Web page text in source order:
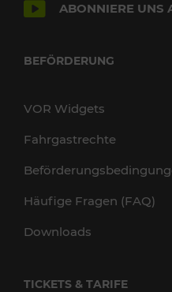
ABONNIERE UNS
BEFÖRDERUNG
VOR Widgets
Fahrgastrechte
Häufige Fragen (FAQ)
Downloads
TICKETS & TARIFE